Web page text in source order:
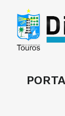
E-SIC